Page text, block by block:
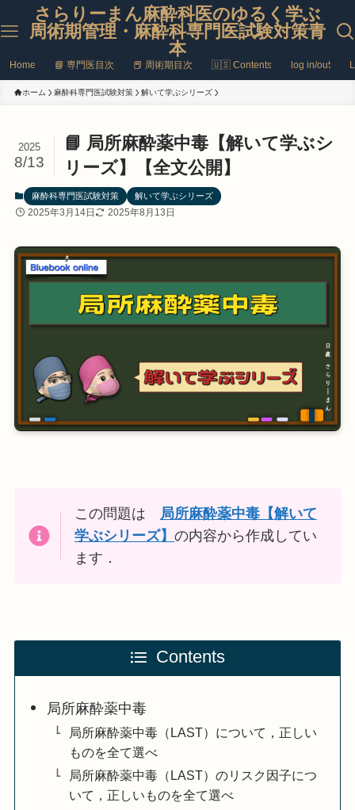
さらりーまん麻酔科医のゆるく学ぶ
周術期管理・麻酔科専門医試験対策青
本
Home 📘 専門医目次 📕 周術期目次 🇺🇸 Contents log in/out
ホーム 麻酔科専門医試験対策 解いて学ぶシリーズ
📘 局所麻酔薬中毒【解いて学ぶシ
リーズ】【全文公開】
2025
8/13
麻酔科専門医試験対策 解いて学ぶシリーズ
2025年3月14日 2025年8月13日
この問題は 局所麻酔薬中毒【解いて
学ぶシリーズ】の内容から作成してい
ます．
Contents
局所麻酔薬中毒
局所麻酔薬中毒（LAST）について，正しい
ものを全て選べ
局所麻酔薬中毒（LAST）のリスク因子につ
いて，正しいものを全て選べ